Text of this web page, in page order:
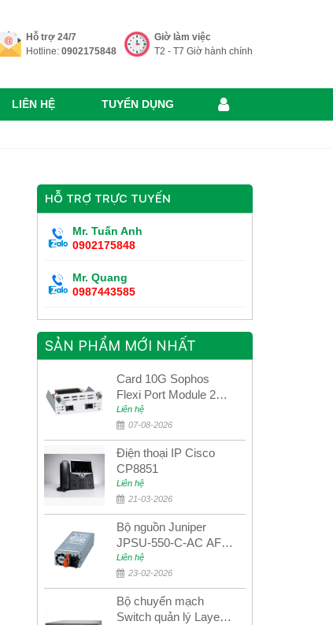
Hỗ trợ 24/7
Hotline: 0902175848
Giờ làm việc
T2 - T7 Giờ hành chính
LIÊN HỆ TUYỂN DỤNG
HỖ TRỢ TRỰC TUYẾN
Mr. Tuấn Anh
0902175848
Mr. Quang
0987443585
SẢN PHẨM MỚI NHẤT
Card 10G Sophos
Flexi Port Module 2
port 10GbE SFP+
SGMOD2F2PUR
2port 10GbE SFP+
Liên hệ
07-08-2026
Điện thoại IP Cisco
CP8851
Liên hệ
21-03-2026
Bộ nguồn Juniper
JPSU-550-C-AC AFO
nguồn AC công suất
550W dùng cho dòng
switch Juniper
Networks EX4400
Liên hệ
23-02-2026
Bộ chuyển mạch
Switch quản lý Layer 3